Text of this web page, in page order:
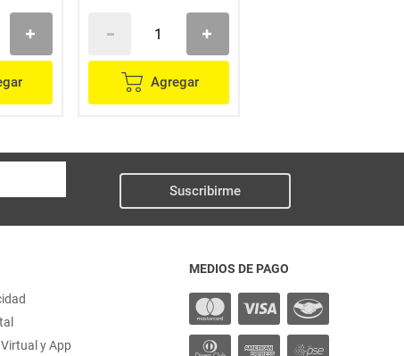
Agregar
Suscribirme
y App
MEDIOS DE PAGO